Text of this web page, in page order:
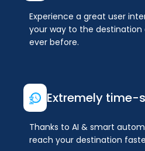
Experience a great user
your way to the destination
ever before.
Extremely time-
Thanks to AI & smart
reach your destination